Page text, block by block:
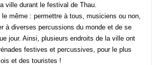
la ville durant le festival de Thau.
le même : permettre à tous, musiciens ou non,
à diverses percussions du monde et de se
jour. Ainsi, plusieurs endroits de la ville ont
festives et percussives, pour le plus
et des touristes !